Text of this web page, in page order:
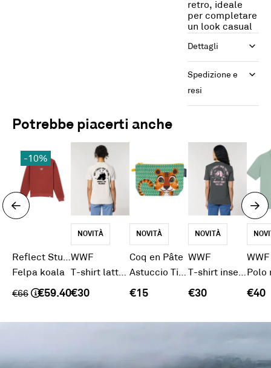
retro, ideale
per completare
un look casual
Dettagli
Spedizione e
resi
Potrebbe piacerti anche
-10%
Reflect Studio
Felpa koala
€66 €59.40
NOVITÀ
WWF
T-shirt latte Panda
€30
NOVITÀ
Coq en Pâte
Astuccio Tigre
€15
NOVITÀ
WWF
T-shirt inseparabili "Protect what you love"
€30
WWF
€40